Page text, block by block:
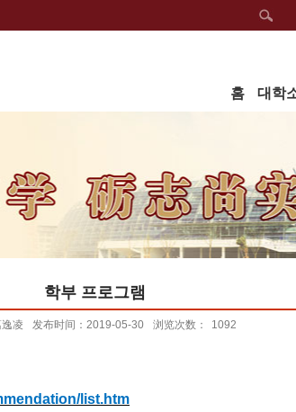
홈 대학
학부 프로그램
凌 发布时间：2019-05-30 浏览次数： 1092
list.htm